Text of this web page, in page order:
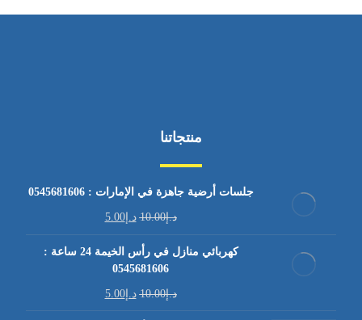
منتجاتنا
جلسات أرضية جاهزة في الإمارات : 0545681606
د.إ10.00 د.إ5.00
كهربائي منازل في رأس الخيمة 24 ساعة :
0545681606
د.إ10.00 د.إ5.00